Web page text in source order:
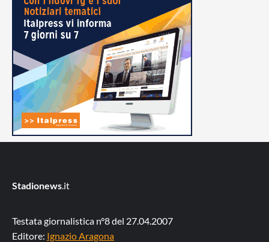
Stadionews.it
Testata giornalistica n°8 del 27.04.2007
Editore: Ignazio Aragona